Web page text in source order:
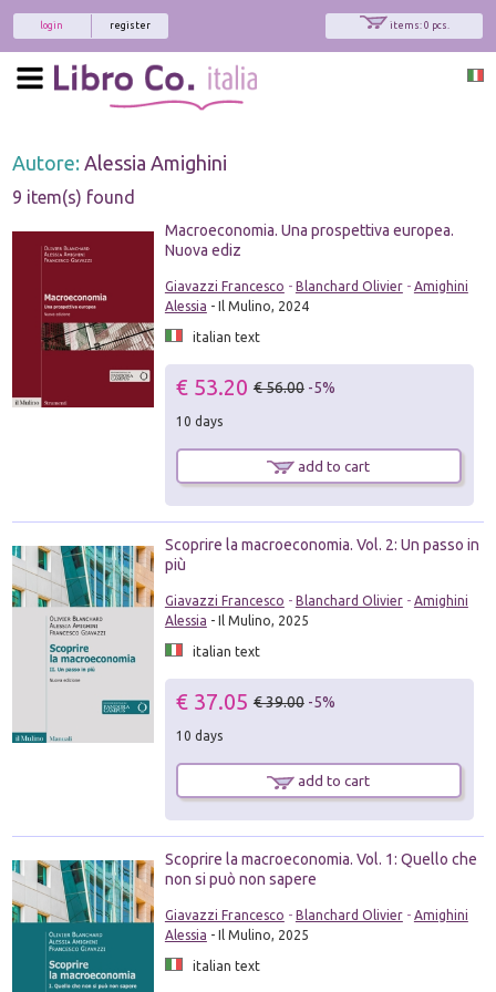
items: 0 pcs.
register
login
Autore: Alessia Amighini
9 item(s) found
Macroeconomia. Una prospettiva europea.
Nuova ediz
Giavazzi Francesco - Blanchard Olivier- Amighini
Alessia - Il Mulino, 2024
italian text
€ 53.20 € 56.00 -5%
10 days
add to cart
Scoprire la macroeconomia. Vol. 2: Un passo in
più
Giavazzi Francesco - Blanchard Olivier- Amighini
Alessia - Il Mulino, 2025
italian text
€ 37.05 € 39.00 -5%
10 days
add to cart
Scoprire la macroeconomia. Vol. 1: Quello che
non si può non sapere
Giavazzi Francesco - Blanchard Olivier- Amighini
Alessia - Il Mulino, 2025
italian text